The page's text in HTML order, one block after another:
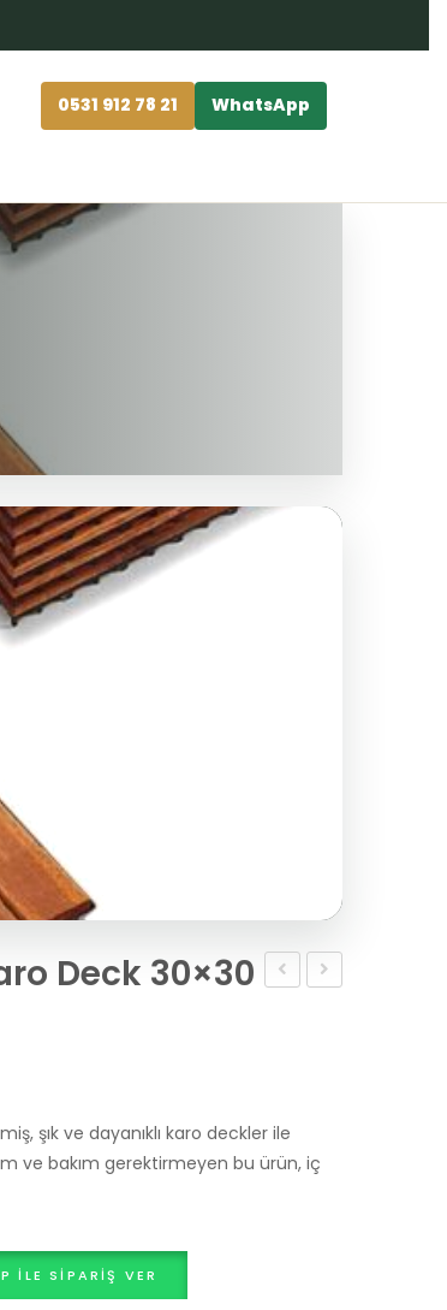
0531 912 78 21 WhatsApp
Deck 30×30
şık ve dayanıklı karo deckler ile
ve bakım gerektirmeyen bu ürün, iç
ILE SIPARIŞ VER